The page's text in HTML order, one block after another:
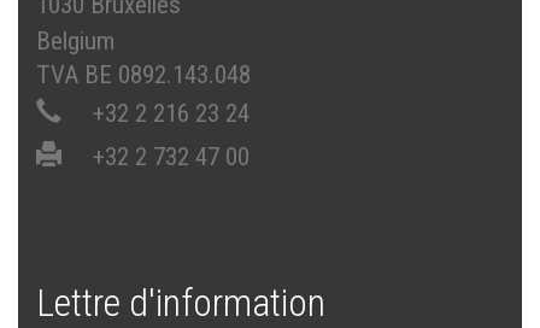
Belgium
TVA BE 0892.143.048
+32 2 216 23 24
+32 2 732 47 00
Lettre d'information